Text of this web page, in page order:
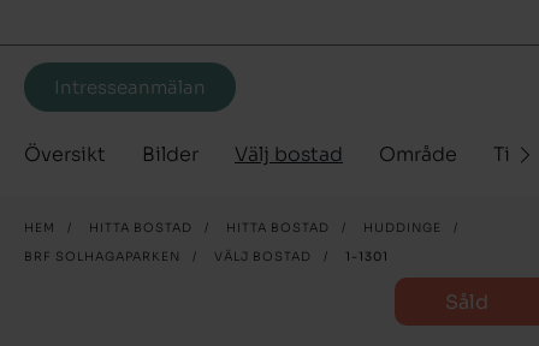
Intresseanmälan
Översikt Bilder Välj bostad Område
HEM / HITTA BOSTAD / HITTA BOSTAD / HUDDINGE
/
BRF SOLHAGAPARKEN
/ VÄLJ BOSTAD / 1-1301
Såld